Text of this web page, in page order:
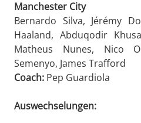
Manchester City
Bernardo Silva, Jérémy
Haaland, Abduqodir
Matheus Nunes, Nico
Semenyo, James Trafford
Coach: Pep Guardiola
Auswechselungen: